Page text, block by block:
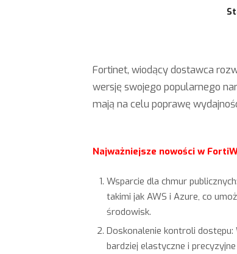
Fortinet, wiodący dostawca
wersję swojego popularnego
mają na celu poprawę
Najważniejsze nowości w
Wsparcie dla chmur
takimi jak AWS i Azure, co
środowisk.
Doskonalenie kontroli
bardziej elastyczne i